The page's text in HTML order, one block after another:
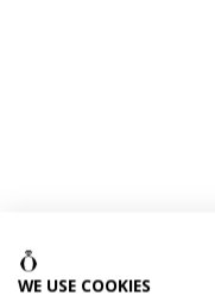
WE USE COOKIES